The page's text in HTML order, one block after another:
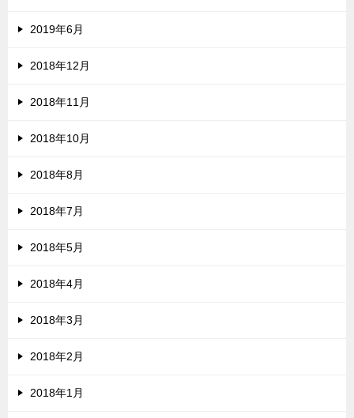
2019年6月
2018年12月
2018年11月
2018年10月
2018年8月
2018年7月
2018年5月
2018年4月
2018年3月
2018年2月
2018年1月